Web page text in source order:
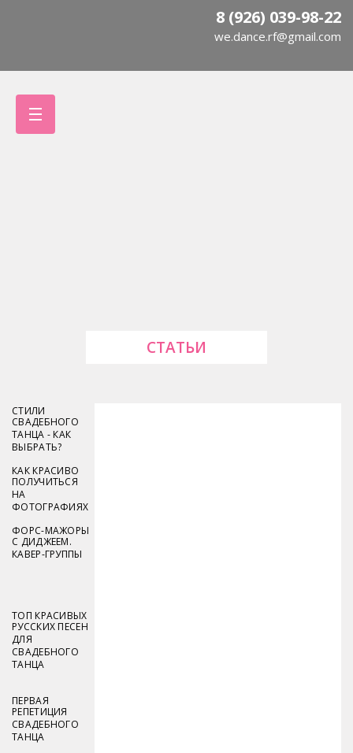
8 (926) 039-98-22
we.dance.rf@gmail.com
СТАТЬИ
СТИЛИ
СВАДЕБНОГО
ТАНЦА - КАК
ВЫБРАТЬ?
КАК КРАСИВО
ПОЛУЧИТЬСЯ
НА
ФОТОГРАФИЯХ
ФОРС-МАЖОРЫ
С ДИДЖЕЕМ.
КАВЕР-ГРУППЫ
ТОП КРАСИВЫХ
РУССКИХ ПЕСЕН
ДЛЯ
СВАДЕБНОГО
ТАНЦА
ПЕРВАЯ
РЕПЕТИЦИЯ
СВАДЕБНОГО
ТАНЦА